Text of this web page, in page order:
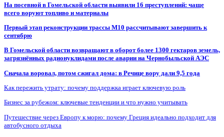
На посевной в Гомельской области выявили 16 преступлений: чаще
всего воруют топливо и материалы
Первый этап реконструкции трассы М10 рассчитывают завершить к
сентябрю
В Гомельской области возвращают в оборот более 1300 гектаров земель,
загрязнённых радионуклидами после аварии на Чернобыльской АЭС
Сначала воровал, потом сжигал дома: в Речице вору дали 9,5 года
Как пережить утрату: почему поддержка играет ключевую роль
Бизнес за рубежом: ключевые тенденции и что нужно учитывать
Путешествие через Европу к морю: почему Греция идеально подходит для
автобусного отдыха